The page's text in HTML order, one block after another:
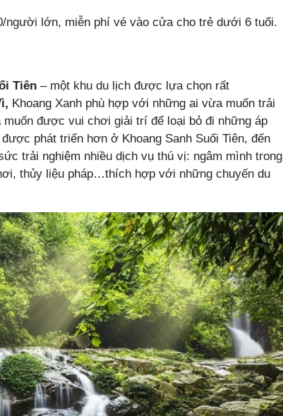
người lớn, miễn phí vé vào cửa cho trẻ dưới 6 tuổi.
Tiên – một khu du lịch được lựa chọn rất
Khoang Xanh phù hợp với những ai vừa muốn trải
được vui chơi giải trí để loại bỏ đi những áp
phát triển hơn ở Khoang Sanh Suối Tiên, đến
trải nghiệm nhiều dịch vụ thú vị: ngâm mình trong
thủy liệu pháp…thích hợp với những chuyến du